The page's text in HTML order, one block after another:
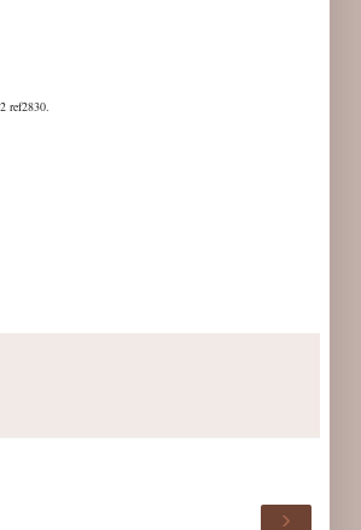
ref2830.
›